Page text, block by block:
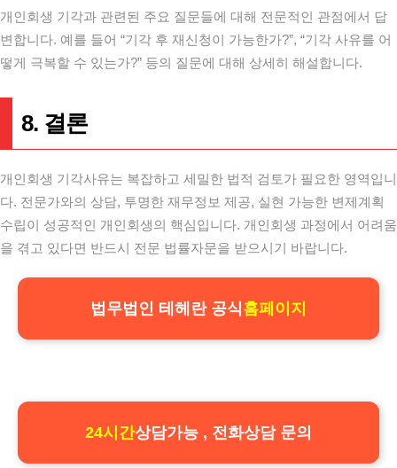
개인회생 기각과 관련된 주요 질문들에 대해 전문적인 관점에서 답
변합니다. 예를 들어 “기각 후 재신청이 가능한가?”, “기각 사유를 어
떻게 극복할 수 있는가?” 등의 질문에 대해 상세히 해설합니다.
8. 결론
개인회생 기각사유는 복잡하고 세밀한 법적 검토가 필요한 영역입니
다. 전문가와의 상담, 투명한 재무정보 제공, 실현 가능한 변제계획
수립이 성공적인 개인회생의 핵심입니다. 개인회생 과정에서 어려움
을 겪고 있다면 반드시 전문 법률자문을 받으시기 바랍니다.
법무법인 테헤란 공식홈페이지
24시간상담가능 , 전화상담 문의